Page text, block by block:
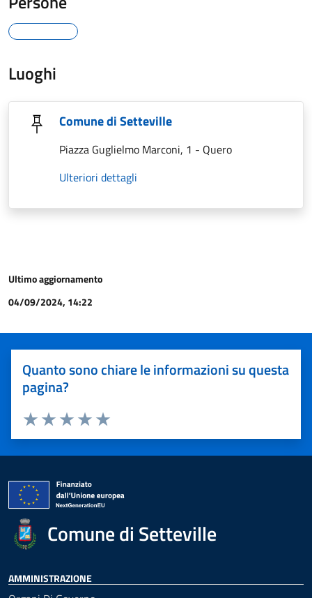
Luoghi
Comune di Setteville
Piazza Guglielmo Marconi, 1 - Quero
Ulteriori dettagli
Ultimo aggiornamento
04/09/2024, 14:22
Quanto sono chiare le informazioni su questa
pagina?
Valuta 5 stelle su 5
Valuta 4 stelle su 5
Valuta 3 stelle su 5
Valuta 2 stelle su 5
Valuta 1 stelle su 5
Comune di Setteville
AMMINISTRAZIONE